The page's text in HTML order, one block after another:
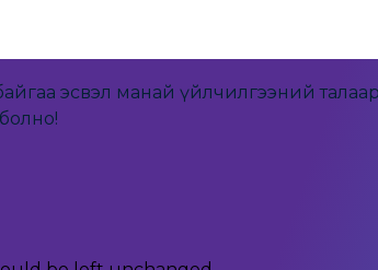
эсвэл манай үйлчилгээний